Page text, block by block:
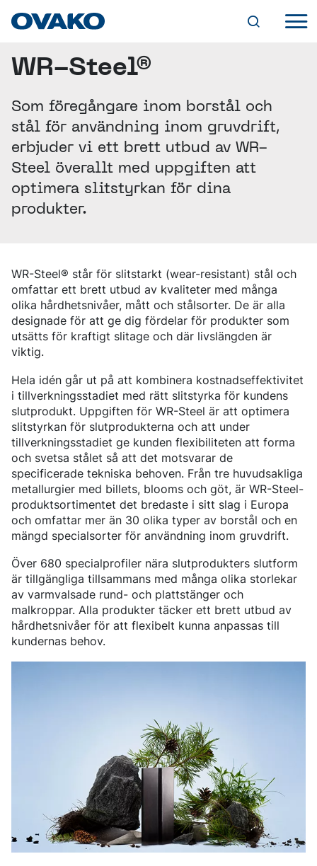
INDUSTRILÖSNINGAR
KULLAGER
KEDJOR OCH LYFTANORDNINGAR
FÄSTANORDNINGAR
HYDRAULIK
CYLINDRAR
VENTILER
PUMPAR OCH MOTORER
TILLVERKNING
SMIDE
GRUV- OCH ANLÄGGNINGSVERKTYG
BERGBORRNING
ÖVRIGA GRUVVERKTYG
MINERALBEARBETNING
LÄTTA OCH TUNGA FORDON
KOMPONENTSPECIFIKA KRAV
DRIVSYSTEM
CHASSIKOMPONENTER
ENERGI
OLJA OCH GAS
VINDKRAFT
TRANSPORT
STÅLUTBUD
OVAKOS VARUMÄRKEN
BQ-STEEL®
IQ-STEEL®
HYBRID STEEL®
M-STEEL®
SZ-STEEL®
WR-STEEL®
CROMAX®
SÄTTHÄRDNINGSSTÅL
ALLMÄNT KONSTRUKTIONSSTÅL
SEGHÄRDNINGSSTÅL
FJÄDERSTÅL
BORSTÅL
NITRERSTÅL
MARAGING-STÅL
PRODUKTFORMER
VARMVALSADE STÄNGER
RUNDSTÅNG
SMIDD/VALSAD STÅNG
FYRKANTSSTÅNG
PLATTSTÅNG
DRAGEN STÅNG
SLIPAD STÅNG
SKALSVARVAD STÅNG
FÖRKOMPONENTER
FÖRKOMPONENTER FRÅN STÅNG
FÖRKOMPONENTER FRÅN RÖR
HÅRDFÖRKROMADE STÄNGER OCH RÖR
FÖRBÄTTRAD KORROSIONSBESTÄNDIGHET
CROMAX-STÅLSORTER
KOSTNADSEFFEKTIVA HYDRAULCYLINDRAR
TRÅD OCH HASPLADE STÄNGER (BAR-IN-COIL)
SÖMLÖSA RÖR OCH ÄMNESRÖR
OVAKO 280-ÄMNESRÖR
STANDARDKULLAGERRÖR
VALSADE OCH SMIDDA RINGAR
TJÄNSTER
SKRÄDDARSYDDA LEVERANSLÖSNINGAR
DIGITALA VERKTYG
FORSKNING OCH UTVECKLING
ERFARENHET OCH KUNSKAP
KVALITET
CERTIFIKAT OCH TESTMÖJLIGHETER
OVAKO SCIENCE AND VISITOR CENTER
HÅLLBARHET
EFFEKTIVA PROCESSER
PRODUKTER
ANVÄNDNING AV KEMISKA ÄMNEN
ÅTERVINNINGSBARHET OCH ÅTERVUNNET
INNEHÅLL
AKTUELLA TILLSTÅNDSPROCESSER
SOCIAL HÅLLBARHET
AFFÄRSETIK
STYRNING, UPPFÖLJNING & ÖVERVAKNING
GLOBALA MÅLEN FÖR HÅLLBAR UTVECKLING
LEDIGA TJÄNSTER
VARFÖR OVAKO?
ATT VÄXA HOS OVAKO
UTVECKLINGSPROGRAM
OM OVAKO
EN VÄRLD AV STÅL
VÅR HISTORIA
LEDNING
VÅR VERKSAMHET
STARK GLOBAL STÄLLNING INOM SPECIALSTÅL
VÅR VÄTGASANLÄGGNING
PODCAST STÅLVERKET
DANIEL STÅHL
NYHETER OCH EVENTS
NYHETER & PRESSMEDDELANDEN
MÄSSOR OCH DIGITALA EVENTS
STRENGTH OF STEEL NYHETSBREV
MEDIABANKEN
Sales Units
Nordeuropa
Centraleuropa
Östeuropa
Sydeuropa
Asien Och Stillahavsområdet
Sydamerika
Resten Av Världen
Kontakt
Ovatrack
Steelnavigator
Logga In
WR-Steel®
Som föregångare inom borstål och
stål för användning inom gruvdrift,
erbjuder vi ett brett utbud av WR-
Steel överallt med uppgiften att
optimera slitstyrkan för dina
produkter.
WR-Steel® står för slitstarkt (wear-resistant) stål och
omfattar ett brett utbud av kvaliteter med många
olika hårdhetsnivåer, mått och stålsorter. De är alla
designade för att ge dig fördelar för produkter som
utsätts för kraftigt slitage och där livslängden är
viktig.
Hela idén går ut på att kombinera kostnadseffektivitet
i tillverkningsstadiet med rätt slitstyrka för kundens
slutprodukt. Uppgiften för WR-Steel är att optimera
slitstyrkan för slutprodukterna och att under
tillverkningsstadiet ge kunden flexibiliteten att forma
och svetsa stålet så att det motsvarar de
specificerade tekniska behoven. Från tre huvudsakliga
metallurgier med billets, blooms och göt, är WR-Steel-
produktsortimentet det bredaste i sitt slag i Europa
och omfattar mer än 30 olika typer av borstål och en
mängd specialsorter för användning inom gruvdrift.
Över 680 specialprofiler nära slutprodukters slutform
är tillgängliga tillsammans med många olika storlekar
av varmvalsade rund- och plattstänger och
malkroppar. Alla produkter täcker ett brett utbud av
hårdhetsnivåer för att flexibelt kunna anpassas till
kundernas behov.